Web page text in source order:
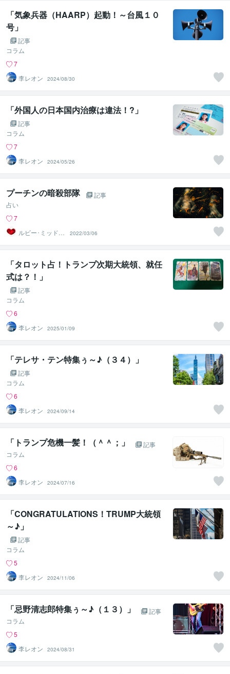
「気象兵器（HAARP）起動！～台風１０
号」
記事
コラム
7
李レオン
2024/08/30
「外国人の日本国内治療は違法！?」
記事
コラム
7
李レオン
2024/05/26
プーチンの暗殺部隊
記事
占い
7
ルビー･ミッドナ
イト
2022/03/06
「タロット占！トランプ次期大統領、就任
式は？！」
記事
コラム
6
李レオン
2025/01/09
「テレサ・テン特集ぅ～♪（３４）」
記事
コラム
6
李レオン
2024/09/14
「トランプ危機一髪！（＾＾；」
記事
コラム
6
李レオン
2024/07/16
「CONGRATULATIONS！TRUMP大統領
～♪」
記事
コラム
5
李レオン
2024/11/06
「忌野清志郎特集ぅ～♪（１３）」
記事
コラム
5
李レオン
2024/08/31